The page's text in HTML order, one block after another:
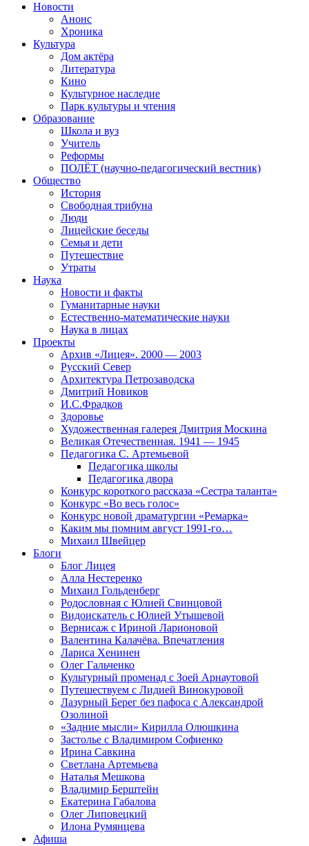
Новости
Анонс
Хроника
Культура
Дом актёра
Литература
Кино
Культурное наследие
Парк культуры и чтения
Образование
Школа и вуз
Учитель
Реформы
ПОЛЁТ (научно-педагогический вестник)
Общество
История
Свободная трибуна
Люди
Лицейские беседы
Семья и дети
Путешествие
Утраты
Наука
Новости и факты
Гуманитарные науки
Естественно-математические науки
Наука в лицах
Проекты
Архив «Лицея». 2000 — 2003
Русский Север
Архитектура Петрозаводска
Дмитрий Новиков
И.С.Фрадков
Здоровье
Художественная галерея Дмитрия Москина
Великая Отечественная. 1941 — 1945
Педагогика С. Артемьевой
Педагогика школы
Педагогика двора
Конкурс короткого рассказа «Сестра таланта»
Конкурс «Во весь голос»
Конкурс новой драматургии «Ремарка»
Каким мы помним август 1991-го…
Михаил Швейцер
Блоги
Блог Лицея
Алла Нестеренко
Михаил Гольденберг
Родословная с Юлией Свинцовой
Видоискатель с Юлией Утышевой
Вернисаж с Ириной Ларионовой
Валентина Калачёва. Впечатления
Лариса Хенинен
Олег Гальченко
Культурный променад с Зоей Арнаутовой
Путешествуем с Лидией Винокуровой
Лазурный Берег без пафоса с Александрой
Озолиной
«Задние мысли» Кирилла Олюшкина
Застолье с Владимиром Софиенко
Ирина Савкина
Светлана Артемьева
Наталья Мешкова
Владимир Берштейн
Екатерина Габалова
Олег Липовецкий
Илона Румянцева
Афиша